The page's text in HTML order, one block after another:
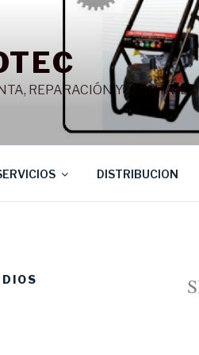
REPARACIÓN Y MONTAJE
DISTRIBUCION